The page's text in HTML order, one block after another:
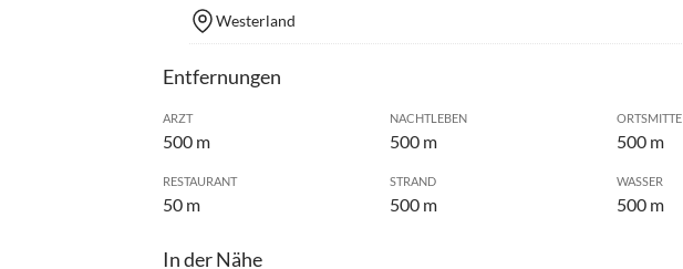
Westerland
Entfernungen
ARZT
500 m
NACHTLEBEN
500 m
ORTSMITTE
500 m
RESTAURANT
50 m
STRAND
500 m
WASSER
500 m
In der Nähe